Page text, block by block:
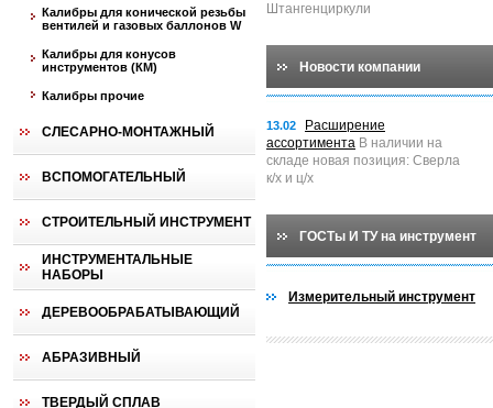
Калибры для конической резьбы
вентилей и газовых баллонов W
Калибры для конусов
инструментов (КМ)
Калибры прочие
СЛЕСАРНО-МОНТАЖНЫЙ
ВСПОМОГАТЕЛЬНЫЙ
СТРОИТЕЛЬНЫЙ ИНСТРУМЕНТ
ИНСТРУМЕНТАЛЬНЫЕ
НАБОРЫ
ДЕРЕВООБРАБАТЫВАЮЩИЙ
АБРАЗИВНЫЙ
ТВЕРДЫЙ СПЛАВ
Штангенциркули
Новости компании
13.02
Расширение
ассортимента В наличии на
складе новая позиция: Сверла
к/х и ц/х
ГОСТы И ТУ на инструмент
Измерительный инструмент